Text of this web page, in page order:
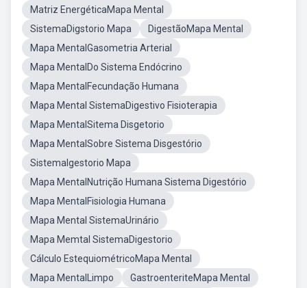
Matriz EnergéticaMapa Mental
SistemaDigstorio Mapa
DigestãoMapa Mental
Mapa MentalGasometria Arterial
Mapa MentalDo Sistema Endócrino
Mapa MentalFecundação Humana
Mapa Mental SistemaDigestivo Fisioterapia
Mapa MentalSitema Disgetorio
Mapa MentalSobre Sistema Disgestório
SistemaIgestorio Mapa
Mapa MentalNutrição Humana Sistema Digestório
Mapa MentalFisiologia Humana
Mapa Mental SistemaUrinário
Mapa Memtal SistemaDigestorio
Cálculo EstequiométricoMapa Mental
Mapa MentalLimpo
GastroenteriteMapa Mental